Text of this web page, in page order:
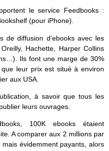
le service Feedbooks :
(pour iPhone).
de diffusion d’ebooks avec les
Hachette, Harper Collins
Ils font une marge de 30%
leur prix est situé à environ
aux USA.
à savoir que tous les
leurs ouvrages.
100K ebooks étaient
A comparer aux 2 millions par
évidemment payants, alors